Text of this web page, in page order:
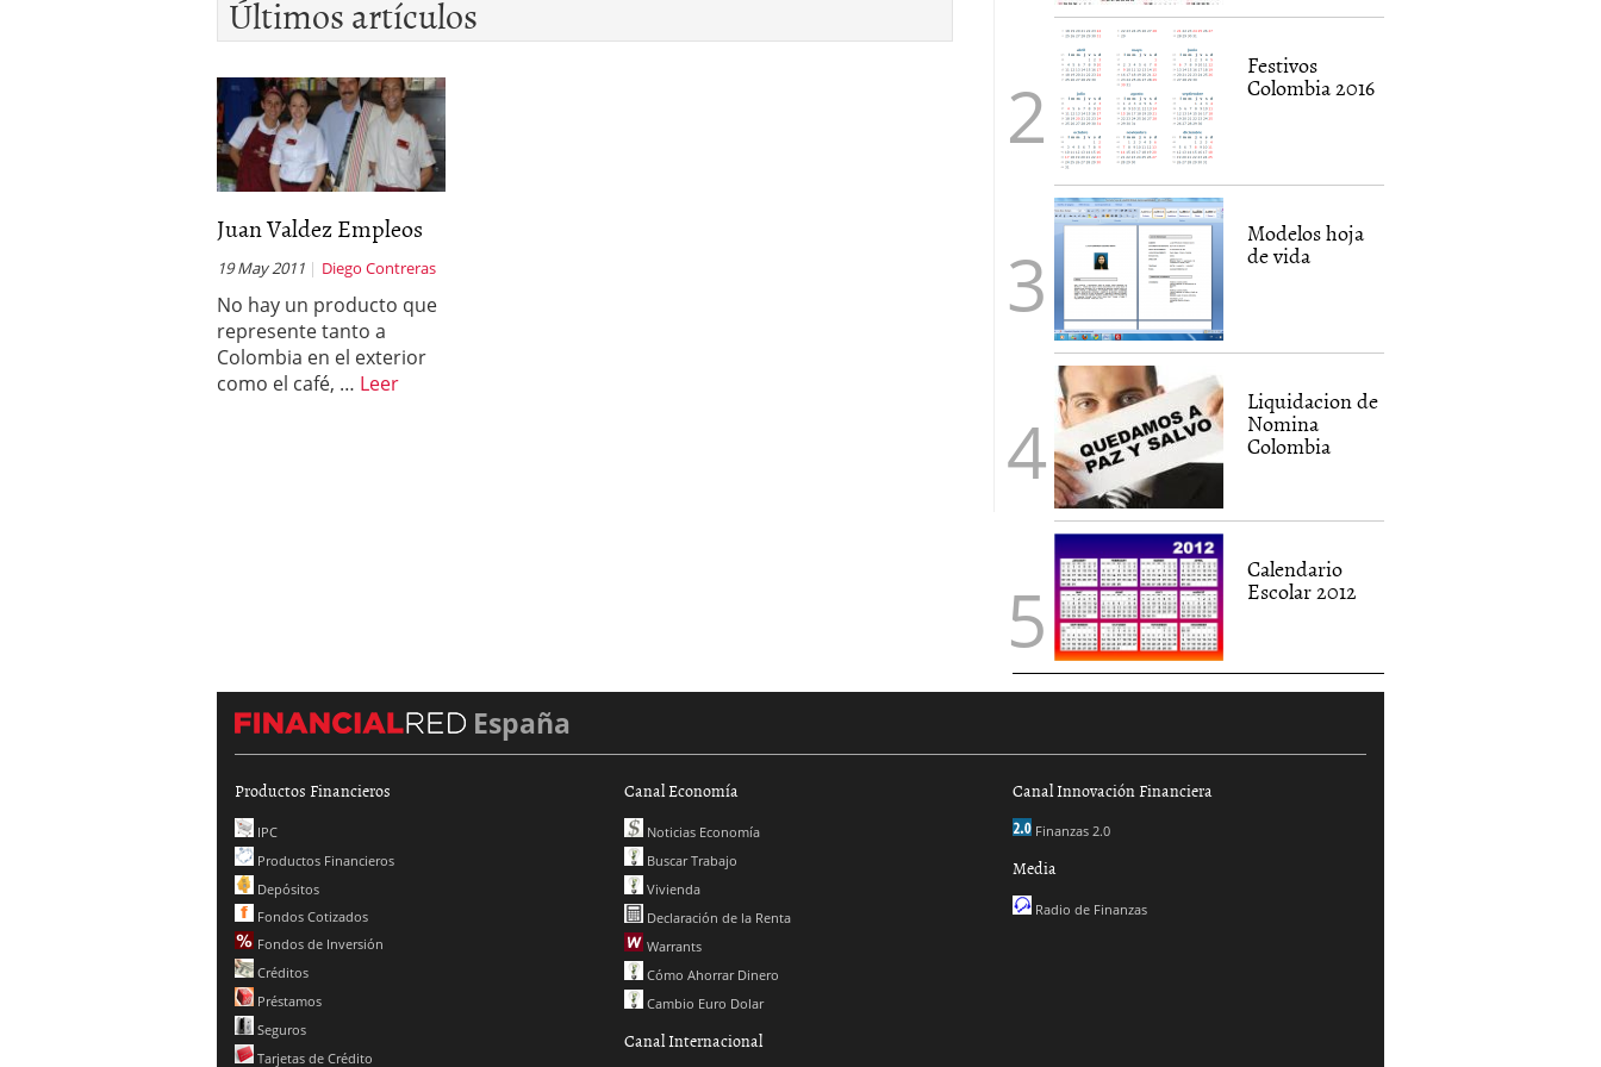
Últimos artículos
Juan Valdez Empleos
19 May 2011 Diego Contreras
No hay un producto que
represente tanto a
Colombia en el exterior
como el café, … Leer
Festivos
Colombia 2016
Modelos hoja
de vida
Liquidacion de
Nomina
Colombia
Calendario
Escolar 2012
España
Productos Financieros
IPC
Productos Financieros
Depósitos
Fondos Cotizados
Fondos de Inversión
Créditos
Préstamos
Seguros
Tarjetas de Crédito
Canal Economía
Noticias Economía
Buscar Trabajo
Vivienda
Declaración de la Renta
Warrants
Cómo Ahorrar Dinero
Cambio Euro Dolar
Canal Internacional
Canal Innovación Financiera
Finanzas 2.0
Media
Radio de Finanzas